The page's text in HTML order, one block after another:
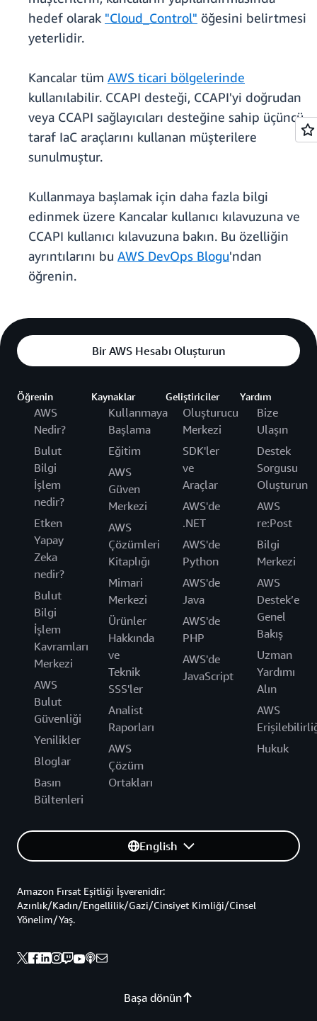
hedef olarak "Cloud_Control" öğesini belirtmesi
yeterlidir.
Kancalar tüm AWS ticari bölgelerinde
kullanılabilir. CCAPI desteği, CCAPI'yi doğrudan
veya CCAPI sağlayıcıları desteğine sahip üçüncü
taraf IaC araçlarını kullanan müşterilere
sunulmuştur.
Kullanmaya başlamak için daha fazla bilgi
edinmek üzere Kancalar kullanıcı kılavuzuna ve
CCAPI kullanıcı kılavuzuna bakın. Bu özelliğin
ayrıntılarını bu AWS DevOps Blogu'ndan
öğrenin.
Bir AWS Hesabı Oluşturun
Öğrenin
AWS
Nedir?
Bulut
Bilgi
İşlem
nedir?
Etken
Yapay
Zeka
nedir?
Bulut
Bilgi
İşlem
Kavramları
Merkezi
AWS
Bulut
Güvenliği
Yenilikler
Bloglar
Basın
Bültenleri
Kaynaklar
Kullanmaya
Başlama
Eğitim
AWS
Güven
Merkezi
AWS
Çözümleri
Kitaplığı
Mimari
Merkezi
Ürünler
Hakkında
ve
Teknik
SSS'ler
Analist
Raporları
AWS
Çözüm
Ortakları
Geliştiriciler
Oluşturucu
Merkezi
SDK'ler
ve
Araçlar
AWS'de
.NET
AWS'de
Python
AWS'de
Java
AWS'de
PHP
AWS'de
JavaScript
Yardım
Bize
Ulaşın
Destek
Sorgusu
Oluşturun
AWS
re:Post
Bilgi
Merkezi
AWS
Destek’e
Genel
Bakış
Uzman
Yardımı
Alın
AWS
Hukuk
English
Başa dönün
Amazon Fırsat Eşitliği İşverenidir:
Azınlık/Kadın/Engellilik/Gazi/Cinsiyet Kimliği/Cinsel
Yönelim/Yaş.